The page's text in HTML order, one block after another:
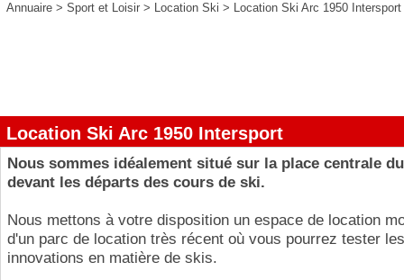
Annuaire > Sport et Loisir > Location Ski > Location Ski Arc 1950 Intersport
Location Ski Arc 1950 Intersport
Nous sommes idéalement situé sur la place centrale
devant les départs des cours de ski.
Nous mettons à votre disposition un espace de location
d'un parc de location très récent où vous pourrez tester
innovations en matière de skis.